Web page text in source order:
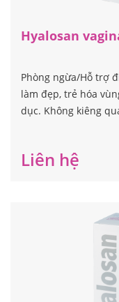
Hyalosan
Phòng ngừa/Hỗ trợ
làm đẹp, trẻ hóa
dục. Không kiêng
Liên hệ